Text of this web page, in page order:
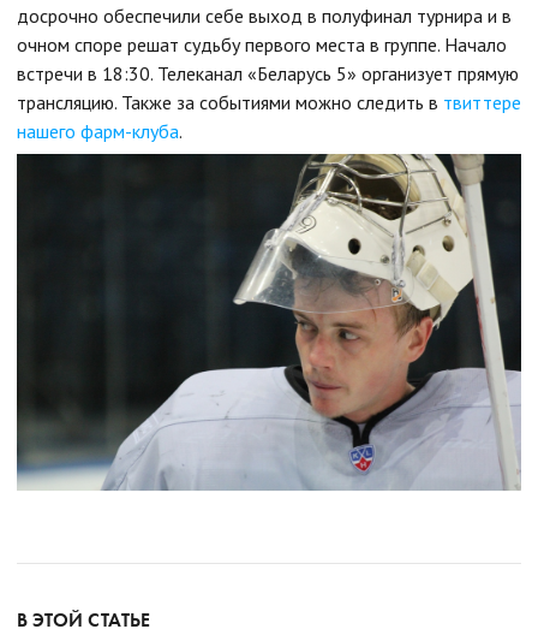
досрочно обеспечили себе выход в полуфинал турнира и в
очном споре решат судьбу первого места в группе. Начало
встречи в 18:30. Телеканал «Беларусь 5» организует прямую
трансляцию. Также за событиями можно следить в твиттере
нашего фарм-клуба.
В ЭТОЙ СТАТЬЕ